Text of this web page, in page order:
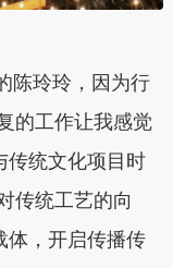
玲玲，因为行
的工作让我感觉
传统文化项目时
传统工艺的向
体，开启传播传